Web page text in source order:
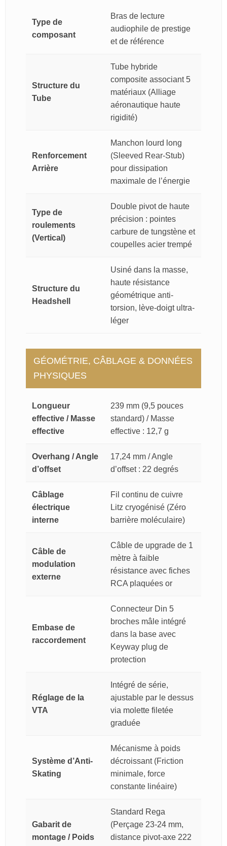
Type de
composant
Bras de lecture
audiophile de prestige
et de référence
Structure du
Tube
Tube hybride
composite associant 5
matériaux (Alliage
aéronautique haute
rigidité)
Renforcement
Arrière
Manchon lourd long
(Sleeved Rear-Stub)
pour dissipation
maximale de l’énergie
Type de
roulements
(Vertical)
Double pivot de haute
précision : pointes
carbure de tungstène et
coupelles acier trempé
Structure du
Headshell
Usiné dans la masse,
haute résistance
géométrique anti-
torsion, lève-doigt ultra-
léger
GÉOMÉTRIE, CÂBLAGE & DONNÉES
PHYSIQUES
Longueur
effective / Masse
effective
239 mm (9,5 pouces
standard) / Masse
effective : 12,7 g
Overhang / Angle
d’offset
17,24 mm / Angle
d’offset : 22 degrés
Câblage
électrique
interne
Fil continu de cuivre
Litz cryogénisé (Zéro
barrière moléculaire)
Câble de
modulation
externe
Câble de upgrade de 1
mètre à faible
résistance avec fiches
RCA plaquées or
Embase de
raccordement
Connecteur Din 5
broches mâle intégré
dans la base avec
Keyway plug de
protection
Réglage de la
VTA
Intégré de série,
ajustable par le dessus
via molette filetée
graduée
Système d’Anti-
Skating
Mécanisme à poids
décroissant (Friction
minimale, force
constante linéaire)
Gabarit de
montage / Poids
Standard Rega
(Perçage 23-24 mm,
distance pivot-axe 222